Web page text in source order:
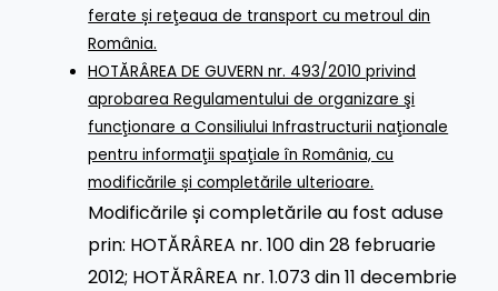
ferate și reţeaua de transport cu metroul din
România.
HOTĂRÂREA DE GUVERN nr. 493/2010 privind
aprobarea Regulamentului de organizare şi
funcţionare a Consiliului Infrastructurii naţionale
pentru informaţii spaţiale în România, cu
modificările și completările ulterioare.
Modificările și completările au fost aduse
prin: HOTĂRÂREA nr. 100 din 28 februarie
2012; HOTĂRÂREA nr. 1.073 din 11 decembrie